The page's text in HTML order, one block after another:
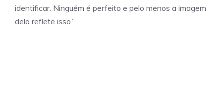
identificar. Ninguém é perfeito e pelo menos a imagem
dela reflete isso.”